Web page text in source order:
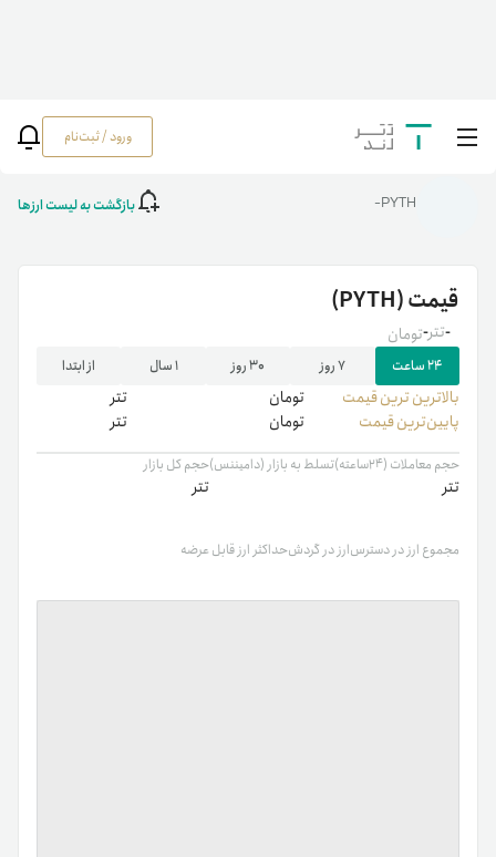
ورود / ثبت‌نام خانه رمزارزها/ قیمت ارز PYTH | خرید PYTH | نمودار قیمت لحظه‌ای
PYTH- بازگشت به لیست ارزها
قیمت(PYTH)
-تومان -تتر
۲۴ ساعت ۷ روز ۳۰ روز ۱ سال از ابتدا
بالاترین ‌ترین قیمت تومان
تتر
پایین‌ترین قیمت
تومان تتر
حجم معاملات (۲۴ساعته)
تتر
تسلط به بازار (دامیننس)حجم کل بازار
تتر
مجموع ارز در دسترسارز در گردشحداکثر ارز قابل عرضه